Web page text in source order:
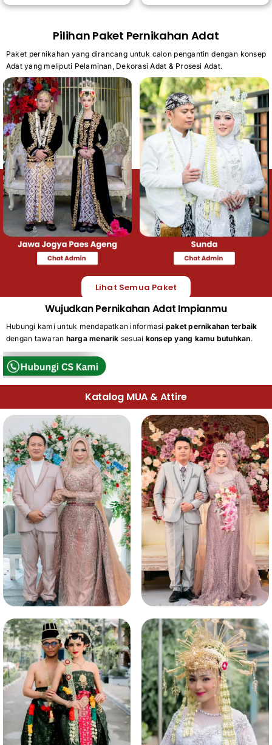
Pilihan Paket Pernikahan Adat
Paket pernikahan yang dirancang untuk calon pengantin dengan konsep
Adat yang meliputi Pelaminan, Dekorasi Adat & Prosesi Adat.
Lihat Semua Paket
Wujudkan Pernikahan Adat Impianmu
Hubungi kami untuk mendapatkan informasi paket pernikahan terbaik
dengan tawaran harga menarik sesuai konsep yang kamu butuhkan.
Katalog MUA & Attire